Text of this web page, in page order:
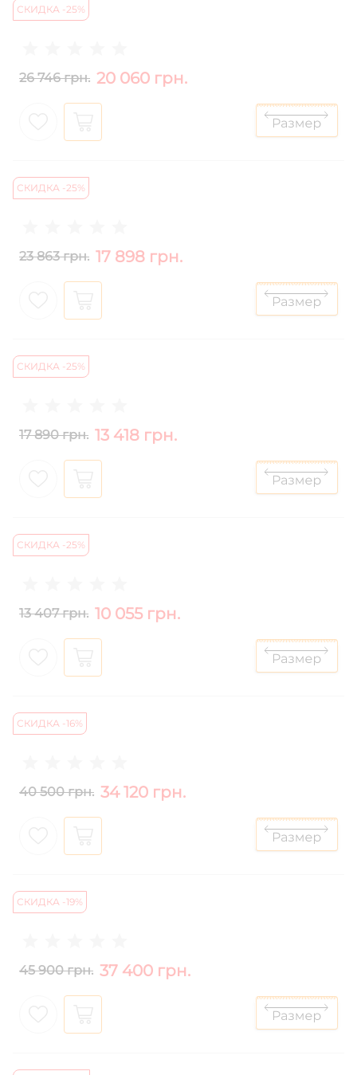
СКИДКА -25%
26 746 грн. 20 060 грн.
СКИДКА -25%
23 863 грн. 17 898 грн.
СКИДКА -25%
17 890 грн. 13 418 грн.
СКИДКА -25%
13 407 грн. 10 055 грн.
СКИДКА -16%
40 500 грн. 34 120 грн.
СКИДКА -19%
45 900 грн. 37 400 грн.